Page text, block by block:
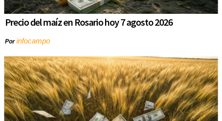
Precio del maíz en Rosario hoy 7 agosto 2026
Porinfocampo